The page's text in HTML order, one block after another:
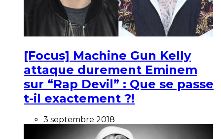
[Focus] Machine Gun Kelly
attaque durement Eminem
sur “Rap Devil” : Que se passe
t-il exactement ?!
3 septembre 2018